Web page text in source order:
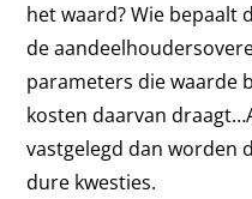
het waard? Wie bepaalt
de
parameters die waarde
kosten daarvan
vastgelegd dan worden
dure kwesties.